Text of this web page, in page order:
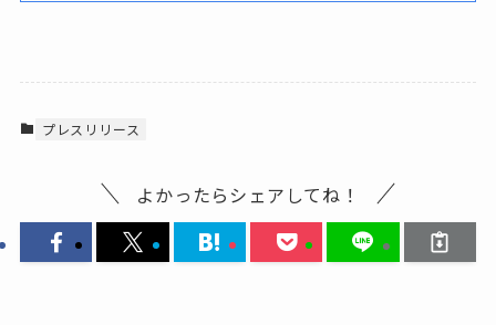
プレスリリース
よかったらシェアしてね！